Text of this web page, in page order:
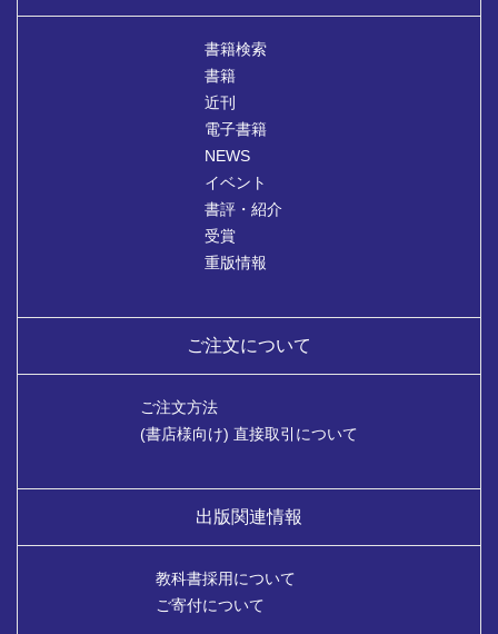
書籍検索
書籍
近刊
電子書籍
NEWS
イベント
書評・紹介
受賞
重版情報
ご注文について
ご注文方法
(書店様向け) 直接取引について
出版関連情報
教科書採用について
ご寄付について